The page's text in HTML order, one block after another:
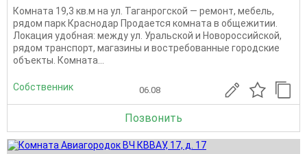
Комната 19,3 кв.м на ул. Таганрогской — ремонт, мебель,
рядом парк Краснодар Продается комната в общежитии.
Локация удобная: между ул. Уральской и Новороссийской,
рядом транспорт, магазины и востребованные городские
объекты. Комната...
Собственник 06.08
Позвонить